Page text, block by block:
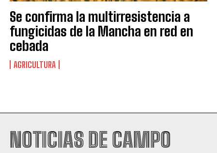
Se confirma la multirresistencia a
fungicidas de la Mancha en red en
cebada
AGRICULTURA
NOTICIAS DE CAMPO